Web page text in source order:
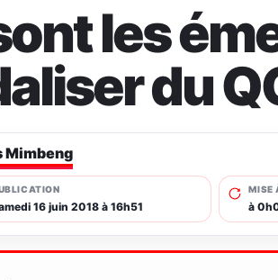
les
du
Mimbeng
16 juin 2018 à 16h51
MISE
à